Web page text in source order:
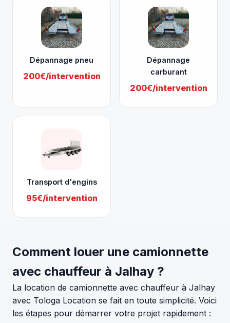
Dépannage pneu
200€/intervention
Dépannage
carburant
200€/intervention
Transport d'engins
95€/intervention
Comment louer une camionnette
avec chauffeur à Jalhay ?
La location de camionnette avec chauffeur à Jalhay
avec Tologa Location se fait en toute simplicité. Voici
les étapes pour démarrer votre projet rapidement :